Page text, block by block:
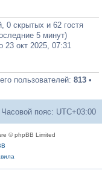
0 скрытых и 62 гостя
5 минут)
23 окт 2025, 07:31
пользователей: 813 •
Часовой пояс: UTC+03:00
© phpBB Limited